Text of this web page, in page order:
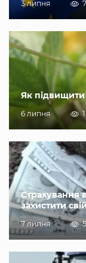
3 липня
Як підвищити
6 липня
Страхування
захистити
7 липня